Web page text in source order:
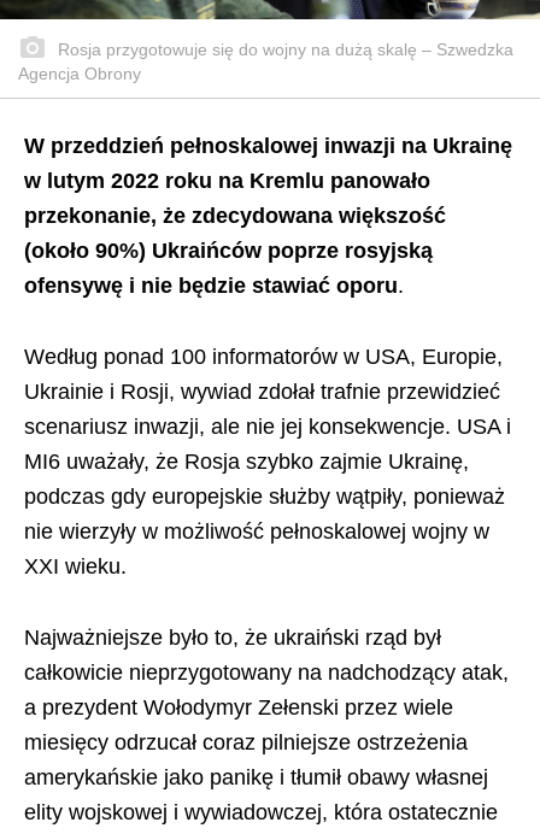
Rosja przygotowuje się do wojny na dużą skalę – Szwedzka
Agencja Obrony
W przeddzień pełnoskalowej inwazji na Ukrainę
w lutym 2022 roku na Kremlu panowało
przekonanie, że zdecydowana większość
(około 90%) Ukraińców poprze rosyjską
ofensywę i nie będzie stawiać oporu.
Według ponad 100 informatorów w USA, Europie,
Ukrainie i Rosji, wywiad zdołał trafnie przewidzieć
scenariusz inwazji, ale nie jej konsekwencje. USA i
MI6 uważały, że Rosja szybko zajmie Ukrainę,
podczas gdy europejskie służby wątpiły, ponieważ
nie wierzyły w możliwość pełnoskalowej wojny w
XXI wieku.
Najważniejsze było to, że ukraiński rząd był
całkowicie nieprzygotowany na nadchodzący atak,
a prezydent Wołodymyr Zełenski przez wiele
miesięcy odrzucał coraz pilniejsze ostrzeżenia
amerykańskie jako panikę i tłumił obawy własnej
elity wojskowej i wywiadowczej, która ostatecznie